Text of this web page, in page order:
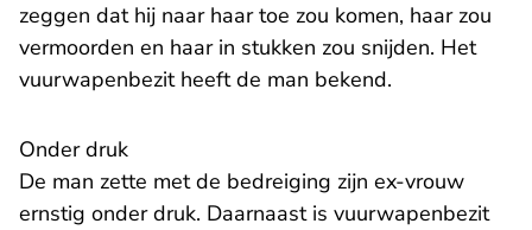
zeggen dat hij naar haar toe zou komen, haar zou
vermoorden en haar in stukken zou snijden. Het
vuurwapenbezit heeft de man bekend.
Onder druk
De man zette met de bedreiging zijn ex-vrouw
ernstig onder druk. Daarnaast is vuurwapenbezit